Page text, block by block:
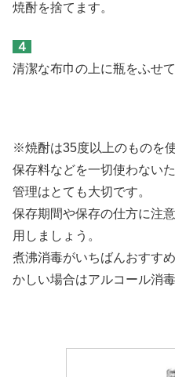
焼酎を捨てます。
４
清潔な布巾の上に瓶をふせ
※焼酎は35度以上のものを使
保存料などを一切使わない
管理はとても大切です。
保存期間や保存の仕方に注
用しましょう。
煮沸消毒がいちばんおすす
かしい場合はアルコール消毒